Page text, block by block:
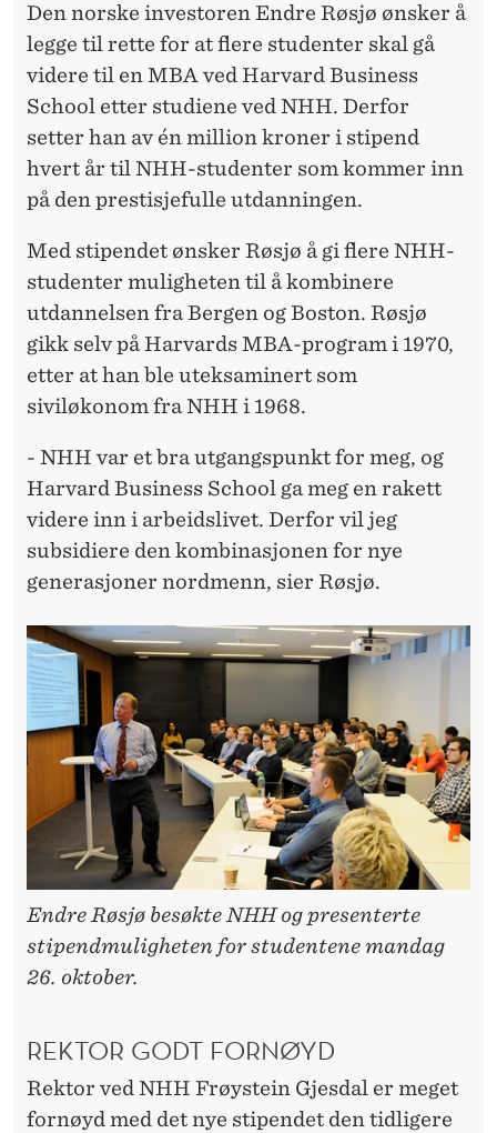
Den norske investoren Endre Røsjø ønsker å
legge til rette for at flere studenter skal gå
videre til en MBA ved Harvard Business
School etter studiene ved NHH. Derfor
setter han av én million kroner i stipend
hvert år til NHH-studenter som kommer inn
på den prestisjefulle utdanningen.
Med stipendet ønsker Røsjø å gi flere NHH-
studenter muligheten til å kombinere
utdannelsen fra Bergen og Boston. Røsjø
gikk selv på Harvards MBA-program i 1970,
etter at han ble uteksaminert som
siviløkonom fra NHH i 1968.
- NHH var et bra utgangspunkt for meg, og
Harvard Business School ga meg en rakett
videre inn i arbeidslivet. Derfor vil jeg
subsidiere den kombinasjonen for nye
generasjoner nordmenn, sier Røsjø.
Endre Røsjø besøkte NHH og presenterte
stipendmuligheten for studentene mandag
26. oktober.
REKTOR GODT FORNØYD
Rektor ved NHH Frøystein Gjesdal er meget
fornøyd med det nye stipendet den tidligere